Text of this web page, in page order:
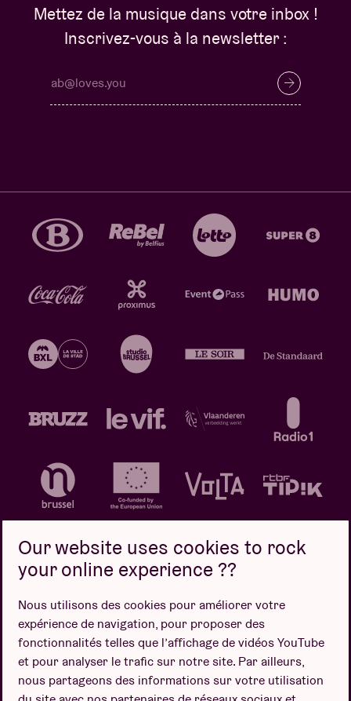
Mettez de la musique dans votre inbox !
Inscrivez-vous à la newsletter :
Politique de confidentialité
Politique de cookies
Conditions de vente
Design par
Our website uses cookies to rock
your online experience ??
Nous utilisons des cookies pour améliorer votre
expérience de navigation, pour proposer des
fonctionnalités telles que l’affichage de vidéos YouTube
et pour analyser le trafic sur notre site. Par ailleurs,
nous partageons des informations sur votre utilisation